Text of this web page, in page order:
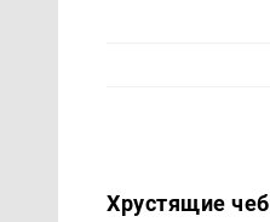
Хрустящие